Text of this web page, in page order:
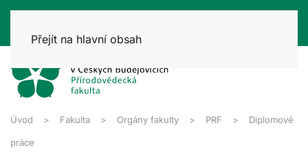
Přejít na hlavní obsah
Úvod Fakulta Orgány fakulty PRF Diplomové
práce